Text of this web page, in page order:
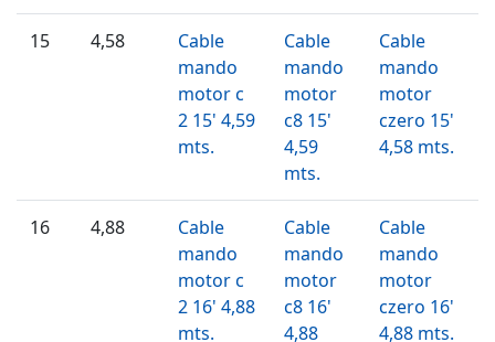
15 4,58
Cable
mando
motor c
2 15' 4,59
mts.
Cable
mando
motor
c8 15'
4,59
mts.
Cable
mando
motor
czero 15'
4,58 mts.
16 4,88
Cable
mando
motor c
2 16' 4,88
mts.
Cable
mando
motor
c8 16'
4,88
Cable
mando
motor
czero 16'
4,88 mts.